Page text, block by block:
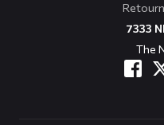
7333
The